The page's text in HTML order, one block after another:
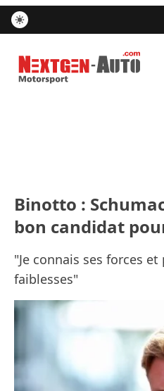
Nextgen-Auto.com
Binotto :
bon candidat
"Je connais ses forces
faiblesses"